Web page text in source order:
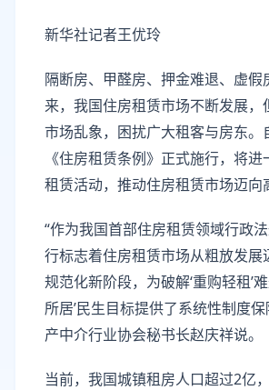
新华社记者王优玲
隔断房、甲醛房、押金难退、虚
来，我国住房租赁市场不断发展，
市场乱象，困扰广大租客与房东。
《住房租赁条例》正式施行，将
租赁活动，推动住房租赁市场迈向
“作为我国首部住房租赁领域行政
行标志着住房租赁市场从粗放发展
规范化新阶段，为破解‘重购轻租’
所居’民生目标提供了系统性制度
产中介行业协会秘书长赵庆祥说。
当前，我国城镇租房人口超过2亿